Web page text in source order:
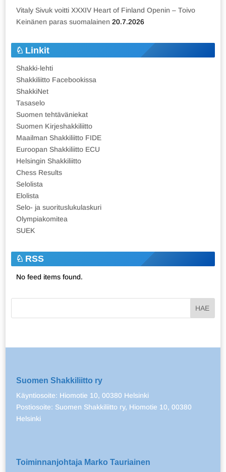
Vitaly Sivuk voitti XXXIV Heart of Finland Openin – Toivo
Keinänen paras suomalainen 20.7.2026
Linkit
Shakki-lehti
Shakkiliitto Facebookissa
ShakkiNet
Tasaselo
Suomen tehtäväniekat
Suomen Kirjeshakkiliitto
Maailman Shakkiliitto FIDE
Euroopan Shakkiliitto ECU
Helsingin Shakkiliitto
Chess Results
Selolista
Elolista
Selo- ja suorituslukulaskuri
Olympiakomitea
SUEK
RSS
No feed items found.
Suomen Shakkiliitto ry
Käyntiosoite: Hiomotie 10, 00380 Helsinki
Postiosoite: Suomen Shakkiliitto ry, Hiomotie 10, 00380
Helsinki
Toiminnanjohtaja Marko Tauriainen